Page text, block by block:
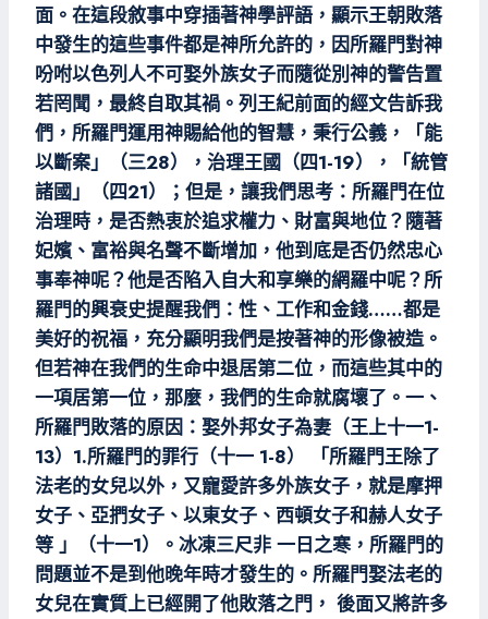
面。在這段敘事中穿插著神學評語，顯示王朝敗落
中發生的這些事件都是神所允許的，因所羅門對神
吩咐以色列人不可娶外族女子而隨從別神的警告置
若罔聞，最終自取其禍。列王紀前面的經文告訴我
們，所羅門運用神賜給他的智慧，秉行公義，「能
以斷案」（三28），治理王國（四1-19），「統管
諸國」（四21）；但是，讓我們思考：所羅門在位
治理時，是否熱衷於追求權力、財富與地位？隨著
妃嬪、富裕與名聲不斷增加，他到底是否仍然忠心
事奉神呢？他是否陷入自大和享樂的網羅中呢？所
羅門的興衰史提醒我們：性、工作和金錢……都是
美好的祝福，充分顯明我們是按著神的形像被造。
但若神在我們的生命中退居第二位，而這些其中的
一項居第一位，那麼，我們的生命就腐壞了。一、
所羅門敗落的原因：娶外邦女子為妻（王上十一1-
13）1.所羅門的罪行（十一 1-8） 「所羅門王除了
法老的女兒以外，又寵愛許多外族女子，就是摩押
女子、亞捫女子、以東女子、西頓女子和赫人女子
等 」（十一1）。冰凍三尺非 一日之寒，所羅門的
問題並不是到他晚年時才發生的。所羅門娶法老的
女兒在實質上已經開了他敗落之門， 後面又將許多